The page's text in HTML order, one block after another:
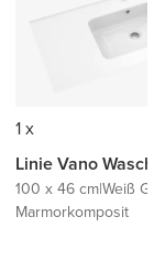
1 x
Linie Vano
100 x 46 cm|Weiß
Marmorkomposit